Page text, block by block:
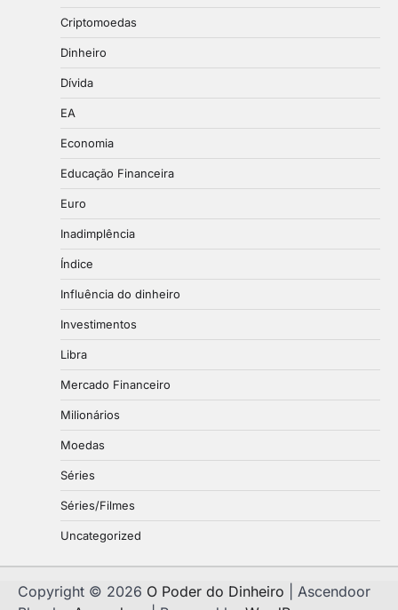
Criptomoedas
Dinheiro
Dívida
EA
Economia
Educação Financeira
Euro
Inadimplência
Índice
Influência do dinheiro
Investimentos
Libra
Mercado Financeiro
Milionários
Moedas
Séries
Séries/Filmes
Uncategorized
Copyright © 2026 O Poder do Dinheiro | Ascendoor